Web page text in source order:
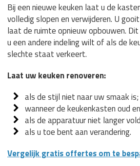
Bij een nieuwe keuken laat u de
volledig slopen en verwijderen. U
laat de ruimte opnieuw opbouwen.
u een andere indeling wilt of als de
slechte staat verkeert.
Laat uw keuken renoveren:
als de stijl niet naar uw smaak is;
wanneer de keukenkasten oud
als de apparatuur niet langer
als u toe bent aan verandering.
Vergelijk gratis offertes om te